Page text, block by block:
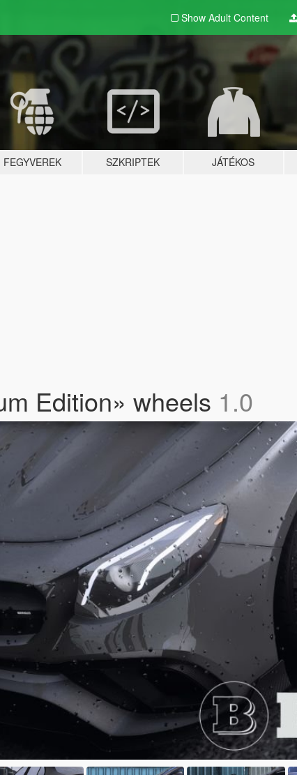
Show Adult Content
FEGYVEREK SZKRIPTEK JÁTÉKOS
Edition» wheels 1.0